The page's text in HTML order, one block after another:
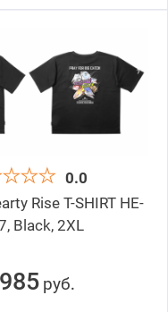
0.0
Rise T-SHIRT HE-
Black, 2XL
руб.